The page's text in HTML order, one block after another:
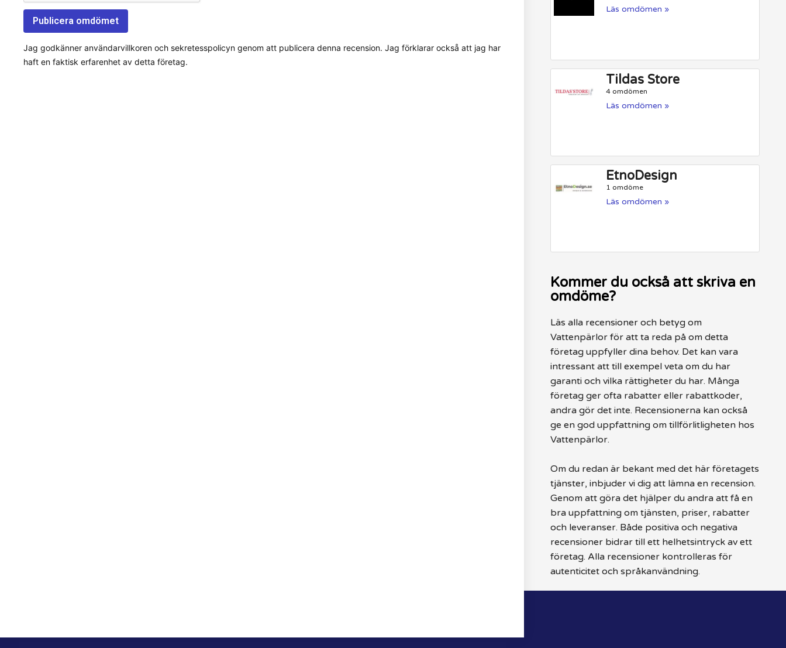
Jag godkänner användarvillkoren och sekretesspolicyn genom att publicera denna recension. Jag förklarar också att jag har
haft en faktisk erfarenhet av detta företag.
Läs omdömen »
Tildas Store
4 omdömen
Läs omdömen »
EtnoDesign
1 omdöme
Läs omdömen »
Kommer du också att skriva en
omdöme?
Läs alla recensioner och betyg om
Vattenpärlor för att ta reda på om detta
företag uppfyller dina behov. Det kan vara
intressant att till exempel veta om du har
garanti och vilka rättigheter du har. Många
företag ger ofta rabatter eller rabattkoder,
andra gör det inte. Recensionerna kan också
ge en god uppfattning om tillförlitligheten hos
Vattenpärlor.
Om du redan är bekant med det här företagets
tjänster, inbjuder vi dig att lämna en recension.
Genom att göra det hjälper du andra att få en
bra uppfattning om tjänsten, priser, rabatter
och leveranser. Både positiva och negativa
recensioner bidrar till ett helhetsintryck av ett
företag. Alla recensioner kontrolleras för
autenticitet och språkanvändning.